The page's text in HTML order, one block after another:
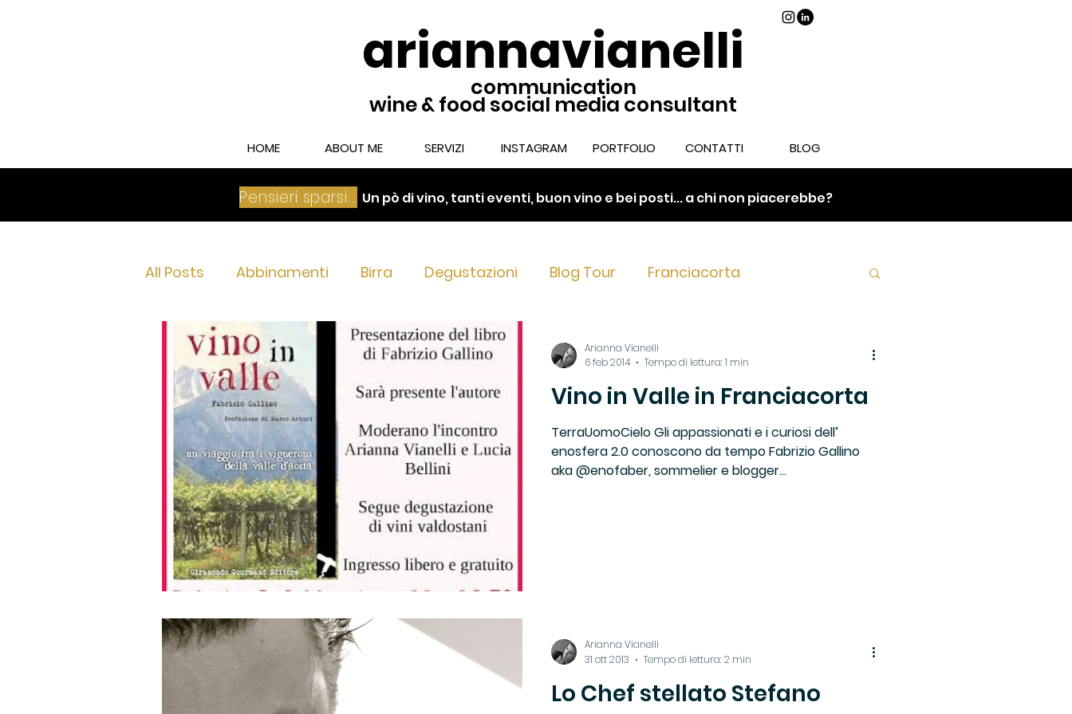
ariannavianelli
communication
wine & food social media consultant
HOME ABOUT ME SERVIZI INSTAGRAM PORTFOLIO CONTATTI BLOG
Pensieri sparsi... Un pò di vino, tanti eventi, buon vino e bei posti... a chi non piacerebbe?
All Posts Abbinamenti Birra Degustazioni Blog Tour Franciacorta
Franciacorta Brut Franciacorta Extra Brut & Dosag
Franciacorta Rosé Le Ricette di TUC Franciacorta Satèn Locali Libri Vino e Cibo
Mortadella Post e foto Pasta Ricette del Territorio
Ricette e Franciacorta Ricette Tradizione
Eventi Pensieri sparsi
Vino in Valle in Franciacorta
TerraUomoCielo Gli appassionati e i curiosi dell’
enosfera 2.0 conoscono da tempo Fabrizio Gallino
aka @enofaber, sommelier e blogger...
Arianna Vianelli
6 feb 2014
Tempo di lettura: 1 min
Lo Chef stellato Stefano
Arianna Vianelli
31 ott 2013
Tempo di lettura: 2 min